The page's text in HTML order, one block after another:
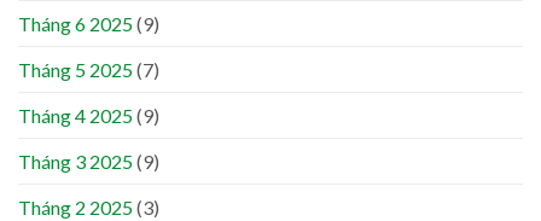
Tháng 6 2025(9)
Tháng 5 2025(7)
Tháng 4 2025(9)
Tháng 3 2025(9)
Tháng 2 2025(3)